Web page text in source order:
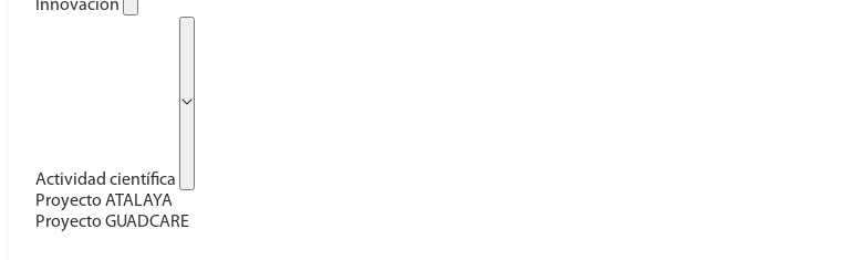
Innovación
Actividad científica
Proyecto ATALAYA
Proyecto GUADCARE